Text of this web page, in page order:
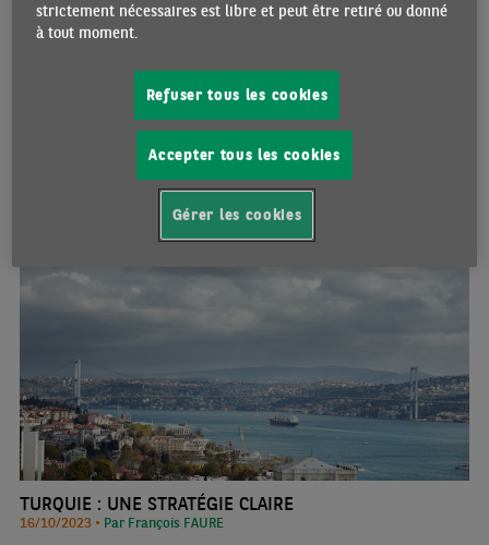
riz. Les finances publiques se sont consolidées et le déficit
budgétaire est retourné sous le seuil règlementaire de 3% du PIB
d’avant-crise, elle reste modeste et son refinancement est moins
dépendant des investissements de portefeuille. L’augmentation de
la charge d’intérêts sur la dette est à surveiller car elle réduit les
marges de manœuvre budgétaire du gouvernement pour soutenir
TURQUIE : UNE STRATÉGIE CLAIRE
16/10/2023 • Par François FAURE
strictement nécessaires est libre et peut être retiré ou donné
à tout moment.
Refuser tous les cookies
Accepter tous les cookies
Gérer les cookies